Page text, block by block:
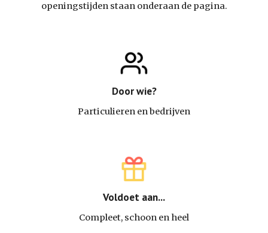
openingstijden staan onderaan de pagina.
Door wie?
Particulieren en bedrijven
Voldoet aan...
Compleet, schoon en heel